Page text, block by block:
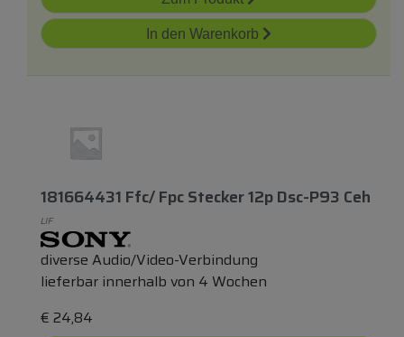
In den Warenkorb
181664431 Ffc/ Fpc Stecker 12p Dsc-P93 Ceh
LIF
diverse Audio/Video-Verbindung
lieferbar innerhalb von 4 Wochen
€ 24,84